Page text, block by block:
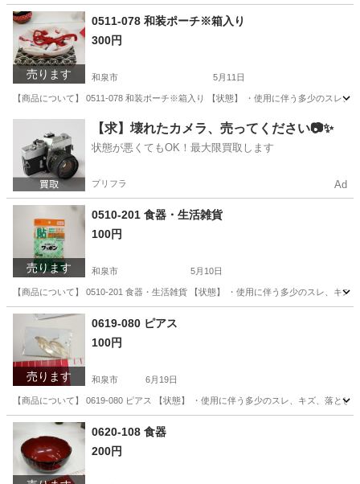
大阪 和泉市 リユース
売ります
0511-078 和装ポーチ※箱入り
300円
和泉市 5月11日
【商品について】 0511-078 和装ポーチ※箱入り 【状態】 ・使用に伴う多少のスレ
服/ファッション リユース
【求】壊れたカメラ、売ってください📷✨
状態が悪くてもOK！最大限買取します
プリフラ Ad
売ります
0510-201 食器・生活雑貨
100円
和泉市 5月10日
【商品について】 0510-201 食器・生活雑貨 【状態】 ・使用に伴う多少のスレ、キ
大阪 和泉市
売ります
0619-080 ピアス
100円
和泉市 6月19日
【商品について】 0619-080 ピアス 【状態】 ・使用に伴う多少のスレ、キズ、落と
大阪 和泉市 アクセサリー
0620-108 食器
200円